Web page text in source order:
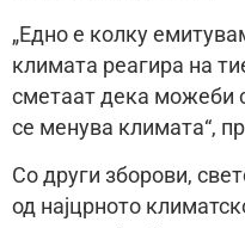
„Едно е колку
климата реагира на
сметаат дека можеби
се менува климата“,
Со други зборови,
од најцрното